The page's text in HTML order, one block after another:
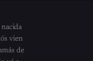
vien
de